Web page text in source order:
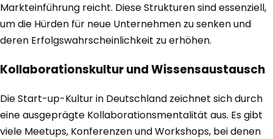
Markteinführung reicht. Diese Strukturen sind essenziell,
um die Hürden für neue Unternehmen zu senken und
deren Erfolgswahrscheinlichkeit zu erhöhen.
Kollaborationskultur und Wissensaustausch
Die Start-up-Kultur in Deutschland zeichnet sich durch
eine ausgeprägte Kollaborationsmentalität aus. Es gibt
viele Meetups, Konferenzen und Workshops, bei denen